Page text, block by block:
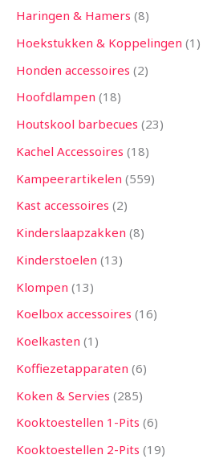
Haringen & Hamers 8
Hoekstukken & Koppelingen 1
Honden accessoires 2
Hoofdlampen 18
Houtskool barbecues 23
Kachel Accessoires 18
Kampeerartikelen 559
Kast accessoires 2
Kinderslaapzakken 8
Kinderstoelen 13
Klompen 13
Koelbox accessoires 16
Koelkasten 1
Koffiezetapparaten 6
Koken & Servies 285
Kooktoestellen 1-Pits 6
Kooktoestellen 2-Pits 19